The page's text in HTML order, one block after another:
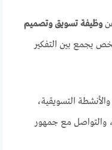
وظيفة تسويق وتصميم
يجمع بين التفكير
التسويقية،
والتواصل مع جمهور